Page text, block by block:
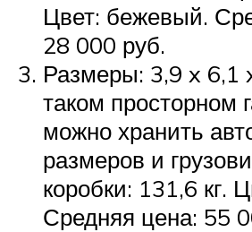
Цвет: бежевый.
28 000 руб.
Размеры: 3,9 x 6,1
таком просторном
можно хранить
размеров и
коробки: 131,6 кг.
Средняя цена: 55